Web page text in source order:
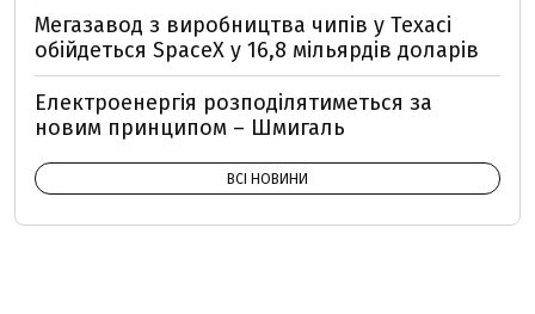
Мегазавод з виробництва чипів у Техасі
обійдеться SpaceX у 16,8 мільярдів доларів
Електроенергія розподілятиметься за
новим принципом – Шмигаль
ВСІ НОВИНИ